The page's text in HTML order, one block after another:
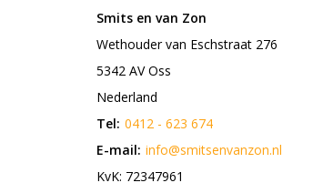
Smits en van Zon
Wethouder van Eschstraat 276
5342 AV Oss
Nederland
Tel: 0412 - 623 674
E-mail: info@smitsenvanzon.nl
KvK: 72347961